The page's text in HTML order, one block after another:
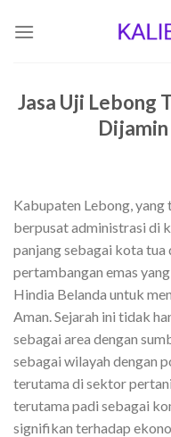
Jasa Uji Lebong
Kabupaten Lebong,
berpusat administrasi di
panjang sebagai kota
pertambangan emas
Hindia Belanda untuk
Aman. Sejarah ini tidak
sebagai area dengan
sebagai wilayah dengan
terutama di sektor
terutama padi sebagai
signifikan terhadap